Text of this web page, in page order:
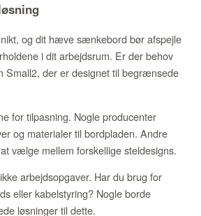
og dit hæve sænkebord bør afspejle
i dit arbejdsrum. Er der behov
Small2, der er designet til begrænsede
for tilpasning. Nogle producenter
og materialer til bordpladen. Andre
vælge mellem forskellige steldesigns.
arbejdsopgaver. Har du brug for
eller kabelstyring? Nogle borde
løsninger til dette.